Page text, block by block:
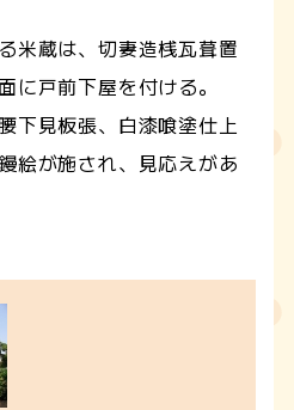
米蔵は、切妻造桟瓦葺置
に戸前下屋を付ける。
下見板張、白漆喰塗仕上
絵が施され、見応えがあ